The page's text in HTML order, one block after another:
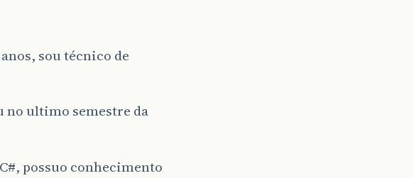
sou técnico de
no ultimo semestre da
possuo conhecimento